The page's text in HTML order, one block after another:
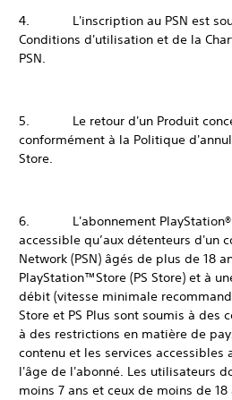
4. L'inscription au PSN est
Conditions d'utilisation et de la
PSN.
5. Le retour d'un Produit
conformément à la Politique
Store.
6. L'abonnement
accessible qu’aux détenteurs d'un
Network (PSN) âgés de plus de 18
PlayStation™Store (PS Store) et à
débit (vitesse minimale
Store et PS Plus sont soumis à
à des restrictions en matière de
contenu et les services accessibles
l'âge de l'abonné. Les utilisateurs
moins 7 ans et ceux de moins de